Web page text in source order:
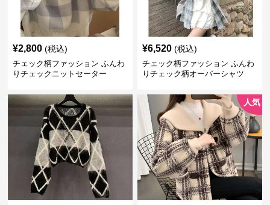
¥2,800 (税込)
チェック柄ファッション ふんわ
りチェックニットセーター
¥6,520 (税込)
チェック柄ファッション ふんわ
りチェック柄オーバーシャツ
人気